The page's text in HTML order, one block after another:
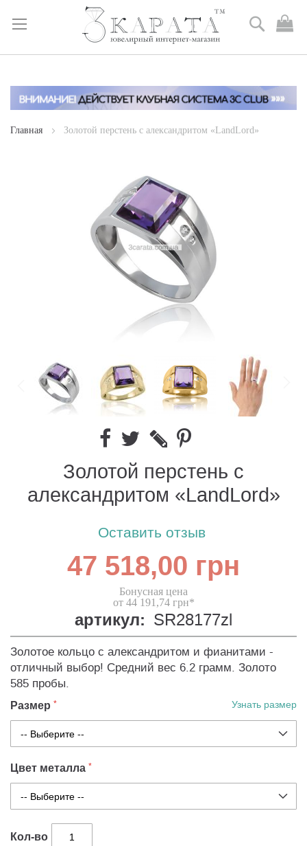
Skip
Content
Поиск
Главная Золотой перстень с александритом «LandLord»
Золотой перстень с
александритом «LandLord»
Оставить отзыв
47 518,00 грн
Бонусная цена
от 44 191,74 грн*
артикул: SR28177zl
Золотое кольцо с александритом и фианитами -
отличный выбор! Средний вес 6.2 грамм. Золото
585 пробы.
Размер Узнать размер
Цвет металла
Кол-во